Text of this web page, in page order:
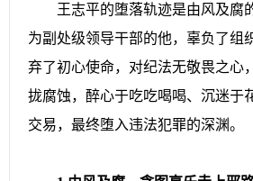
王志平的堕落轨迹是由风及腐
为副处级领导干部的他，辜负了组
弃了初心使命，对纪法无敬畏之心
拢腐蚀，醉心于吃吃喝喝、沉迷于
交易，最终堕入违法犯罪的深渊。